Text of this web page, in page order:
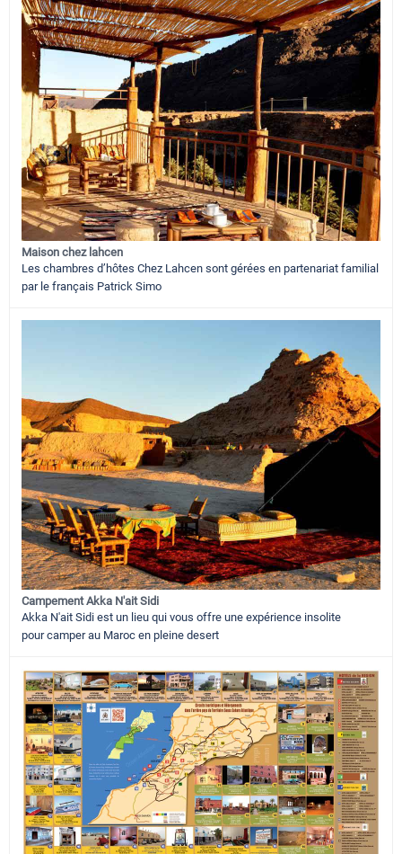
Maison chez lahcen
Les chambres d’hôtes Chez Lahcen sont gérées en partenariat familial
par le français Patrick Simo
Campement Akka N'ait Sidi
Akka N'ait Sidi est un lieu qui vous offre une expérience insolite
pour camper au Maroc en pleine desert